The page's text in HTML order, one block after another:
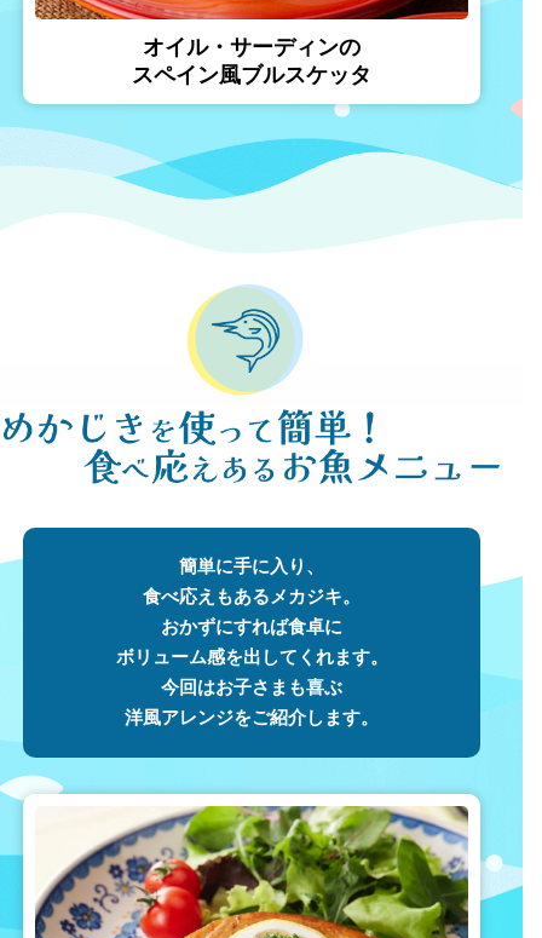
オイル・サーディンの
スペイン風ブルスケッタ
簡単に手に入り、
食べ応えもあるメカジキ。
おかずにすれば食卓に
ボリューム感を出してくれます。
今回はお子さまも喜ぶ
洋風アレンジをご紹介します。